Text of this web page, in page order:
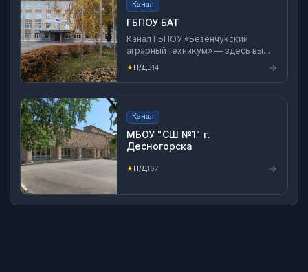
Канал
ГБПОУ БАТ
Канал ГБПОУ «Безенчукский
аграрный техникум» — здесь вы
найдёте информацию о
мероприятиях, учебных
программах и образовательных
материалах техникума.
Использование материалов канала
разрешено только с указанием
источника.
★ Н/Д314
Канал
МБОУ "СШ №1" г.
Десногорска
★Н/Д167